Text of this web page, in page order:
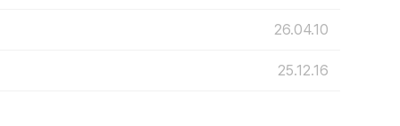
26.04.10
25.12.16